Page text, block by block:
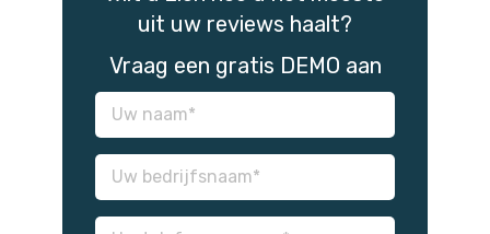
uit uw reviews haalt?
Vraag een gratis DEMO aan